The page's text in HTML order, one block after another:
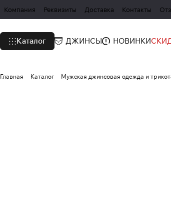
Компания Реквизиты Доставка Контакты
Каталог ДЖИНСЫ НОВИНКИ
Главная Каталог Мужская джинсовая одежда и